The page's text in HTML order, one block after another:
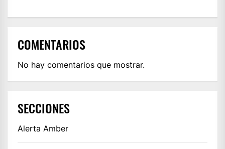
COMENTARIOS
No hay comentarios que mostrar.
SECCIONES
Alerta Amber